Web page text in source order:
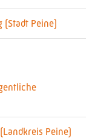
(Stadt Peine)
Peine)